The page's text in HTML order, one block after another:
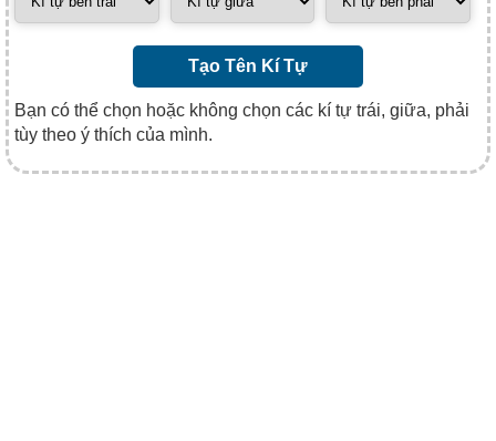
Tạo Tên Kí Tự
Bạn có thể chọn hoặc không chọn các kí tự trái, giữa, phải
tùy theo ý thích của mình.